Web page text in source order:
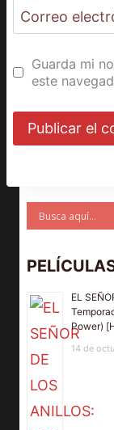
Correo
Guarda mi
este
EL
Power)
14 de